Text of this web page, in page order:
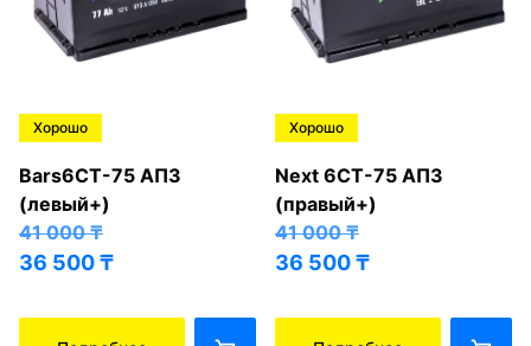
Хорошо
Bars6СТ-75 АПЗ
(левый+)
41 000₸
36 500₸
Хорошо
Next 6СТ-75 АПЗ
(правый+)
41 000₸
36 500₸